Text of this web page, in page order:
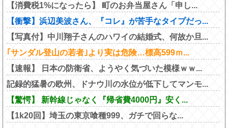
【消費税1%になったら】 町のお弁当屋さん「申し...
【衝撃】浜辺美波さん、『コレ』が苦手なタイプだっ...
【写真付】中川翔子さんのハワイの結婚式、何故か旦...
｢サンダル登山の若者｣より実は危険…標高599ｍ...
【速報】 日本の防衛省、ようやく気づいた模様ｗｗ...
記録的猛暑の欧州、ドナウ川の水位が低下してマンモ...
【驚愕】 新幹線じゃなく『帰省費4000円』安く...
【1k20回】埼玉の東京喰種999、ガチで回らな...